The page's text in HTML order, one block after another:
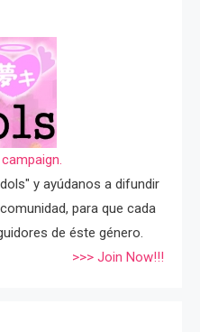
y ayúdanos a difundir
para que cada
de éste género.
>>> Join Now!!!